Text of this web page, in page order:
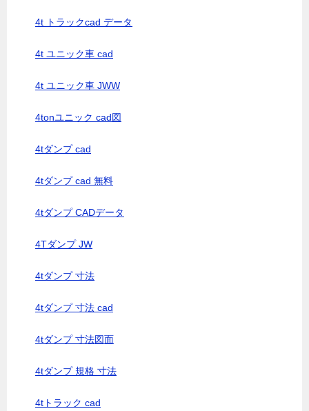
4t トラックcad データ
4t ユニック車 cad
4t ユニック車 JWW
4tonユニック cad図
4tダンプ cad
4tダンプ cad 無料
4tダンプ CADデータ
4Tダンプ JW
4tダンプ 寸法
4tダンプ 寸法 cad
4tダンプ 寸法図面
4tダンプ 規格 寸法
4tトラック cad